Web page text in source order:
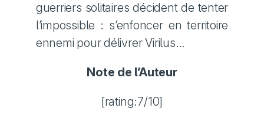
guerriers solitaires décident de tenter
l’impossible : s’enfoncer en territoire
ennemi pour délivrer Virilus…
Note de l’Auteur
[rating:7/10]